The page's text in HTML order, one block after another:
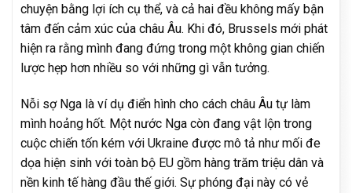
chuyện bằng lợi ích cụ thể, và cả hai đều không mấy bận
tâm đến cảm xúc của châu Âu. Khi đó, Brussels mới phát
hiện ra rằng mình đang đứng trong một không gian chiến
lược hẹp hơn nhiều so với những gì vẫn tưởng.
Nỗi sợ Nga là ví dụ điển hình cho cách châu Âu tự làm
mình hoảng hốt. Một nước Nga còn đang vật lộn trong
cuộc chiến tốn kém với Ukraine được mô tả như mối đe
dọa hiện sinh với toàn bộ EU gồm hàng trăm triệu dân và
nền kinh tế hàng đầu thế giới. Sự phóng đại này có vẻ